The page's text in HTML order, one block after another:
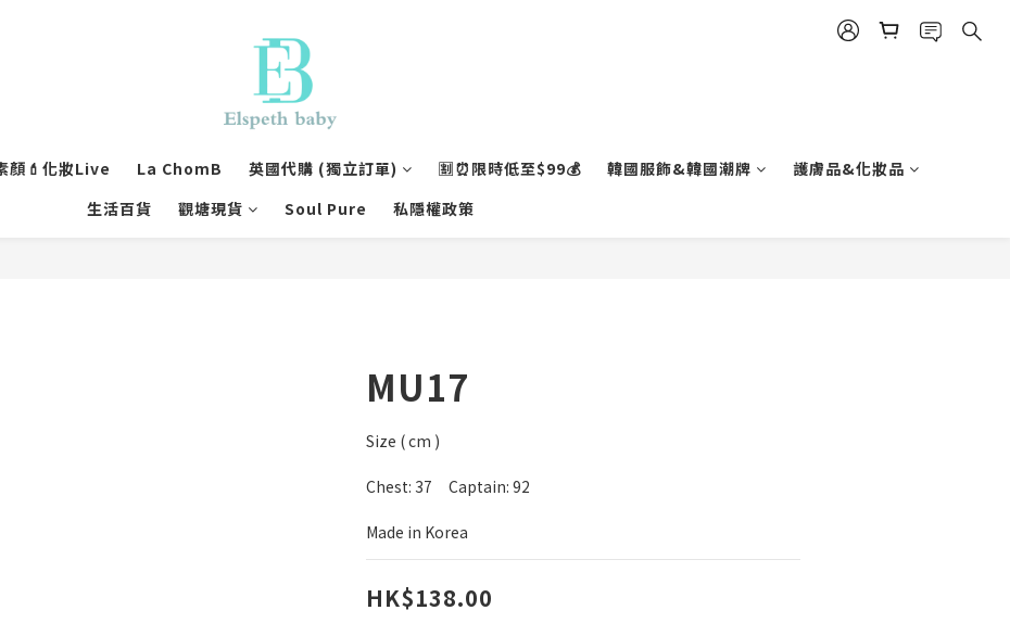
顏💄化妝Live La ChomB 英國代購 (獨立訂單) 🈹⏰限時低至$99💰 韓國服飾&韓國潮牌
護膚品&化妝品
生活百貨
觀塘現貨 Soul Pure 私隱權政策
MU17
Size ( cm )
Chest: 37     Captain: 92
Made in Korea
HK$138.00